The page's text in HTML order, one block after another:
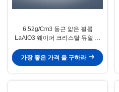
6.52g/Cm3 둥근 얇은 필름
LaAlO3 웨이퍼 크리스탈 듀얼 사
가장 좋은 가격 을 구하라